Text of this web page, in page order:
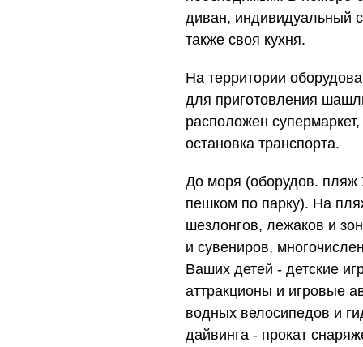
диван, индивидуальный
также своя кухня.
На территории
для приготовления
расположен
остановка транспорта.
До моря (оборудов. пляж
пешком по парку). На
шезлонгов, лежаков и
и сувениров,
Ваших детей - детские
аттракционы и игровые
водных велосипедов и
дайвинга - прокат